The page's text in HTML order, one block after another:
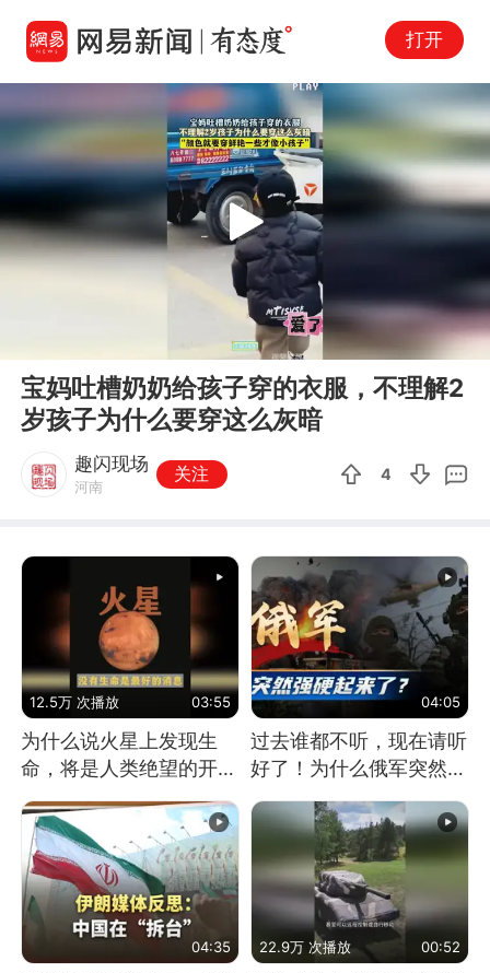
打开
Play
宝妈吐槽奶奶给孩子穿的衣服，不理解2
岁孩子为什么要穿这么灰暗
趣闪现场
河南
关注 4
12.5万 次播放 03:55
为什么说火星上发现生
命，将是人类绝望的开
始？
04:05
过去谁都不听，现在请听
好了！为什么俄军突然强
硬起来了？
04:35 22.9万 次播放 00:52